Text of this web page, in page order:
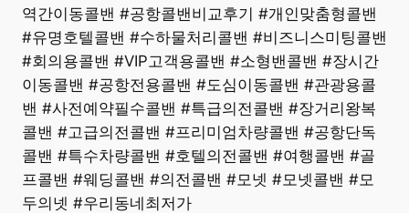
역간이동콜밴 #공항콜밴비교후기 #개인맞춤형콜밴
#유명호텔콜밴 #수하물처리콜밴 #비즈니스미팅콜밴
#회의용콜밴 #VIP고객용콜밴 #소형밴콜밴 #장시간
이동콜밴 #공항전용콜밴 #도심이동콜밴 #관광용콜
밴 #사전예약필수콜밴 #특급의전콜밴 #장거리왕복
콜밴 #고급의전콜밴 #프리미엄차량콜밴 #공항단독
콜밴 #특수차량콜밴 #호텔의전콜밴 #여행콜밴 #골
프콜밴 #웨딩콜밴 #의전콜밴 #모넷 #모넷콜밴 #모
두의넷 #우리동네최저가